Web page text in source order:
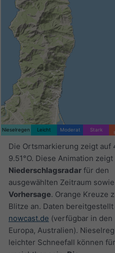
Nieselregen Leicht Moderat Stark
Die Ortsmarkierung zeigt auf
9.51°O. Diese Animation zeigt
Niederschlagsradar für den
ausgewählten Zeitraum
Vorhersage. Orange Kreuze
Blitze an. Daten
nowcast.de (verfügbar in den
Europa, Australien).
leichter Schneefall können